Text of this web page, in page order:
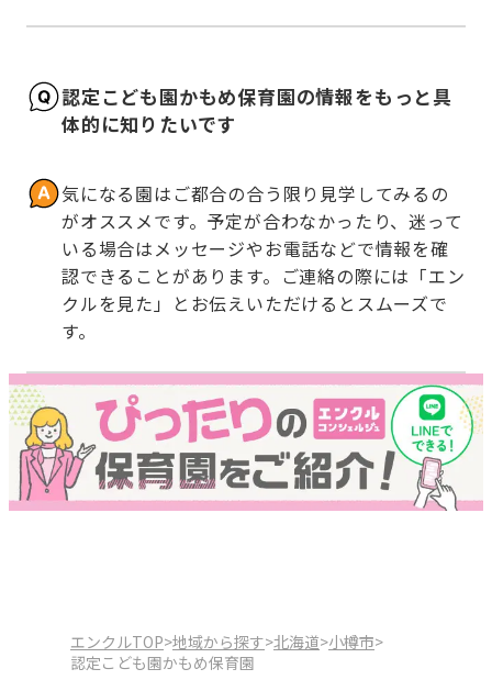
認定こども園かもめ保育園の情報をもっと具
体的に知りたいです
気になる園はご都合の合う限り見学してみるの
がオススメです。予定が合わなかったり、迷って
いる場合はメッセージやお電話などで情報を確
認できることがあります。ご連絡の際には「エン
クルを見た」とお伝えいただけるとスムーズで
す。
エンクルTOP>地域から探す>北海道>小樽市>
認定こども園かもめ保育園